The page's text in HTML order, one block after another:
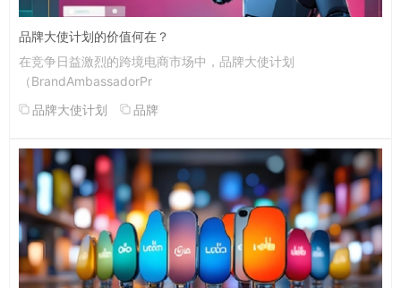
品牌大使计划的价值何在？
在竞争日益激烈的跨境电商市场中，品牌大使计划
（BrandAmbassadorPr
品牌大使计划
品牌